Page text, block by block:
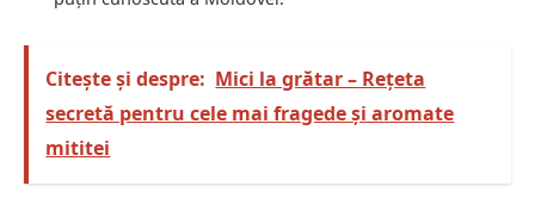
Citește și despre: Mici la grătar – Rețeta
secretă pentru cele mai fragede și aromate
mititei